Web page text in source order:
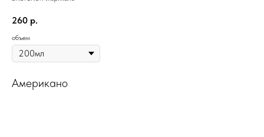
260 р.
объем
Американо